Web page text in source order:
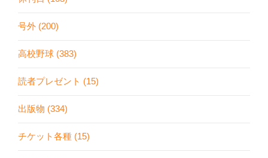
号外 (200)
高校野球 (383)
読者プレゼント (15)
出版物 (334)
チケット各種 (15)